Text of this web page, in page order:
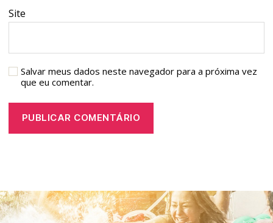
Site
Salvar meus dados neste navegador para a próxima vez
que eu comentar.